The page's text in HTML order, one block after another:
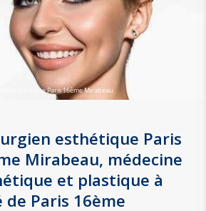
esthétique Paris
Mirabeau, médecine
et plastique à
de Paris 16ème